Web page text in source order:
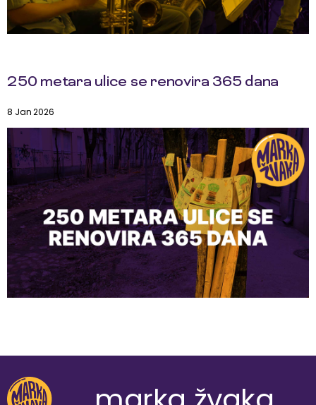
250 metara ulice se renovira 365 dana
8 Jan 2026